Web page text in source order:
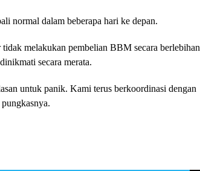
normal dalam beberapa hari ke depan.
melakukan pembelian BBM secara berlebihan
secara merata.
untuk panik. Kami terus berkoordinasi dengan